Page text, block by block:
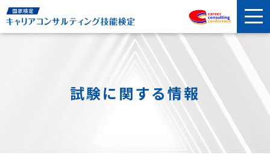
試験に関する情報